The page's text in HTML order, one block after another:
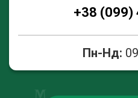
+38 (099)
Пн-Нд: